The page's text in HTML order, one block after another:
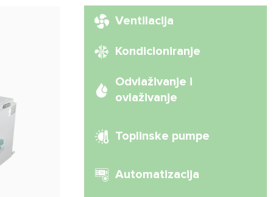
Ventilacija
Kondicioniranje
Odvlaživanje i
ovlaživanje
Toplinske pumpe
Automatizacija